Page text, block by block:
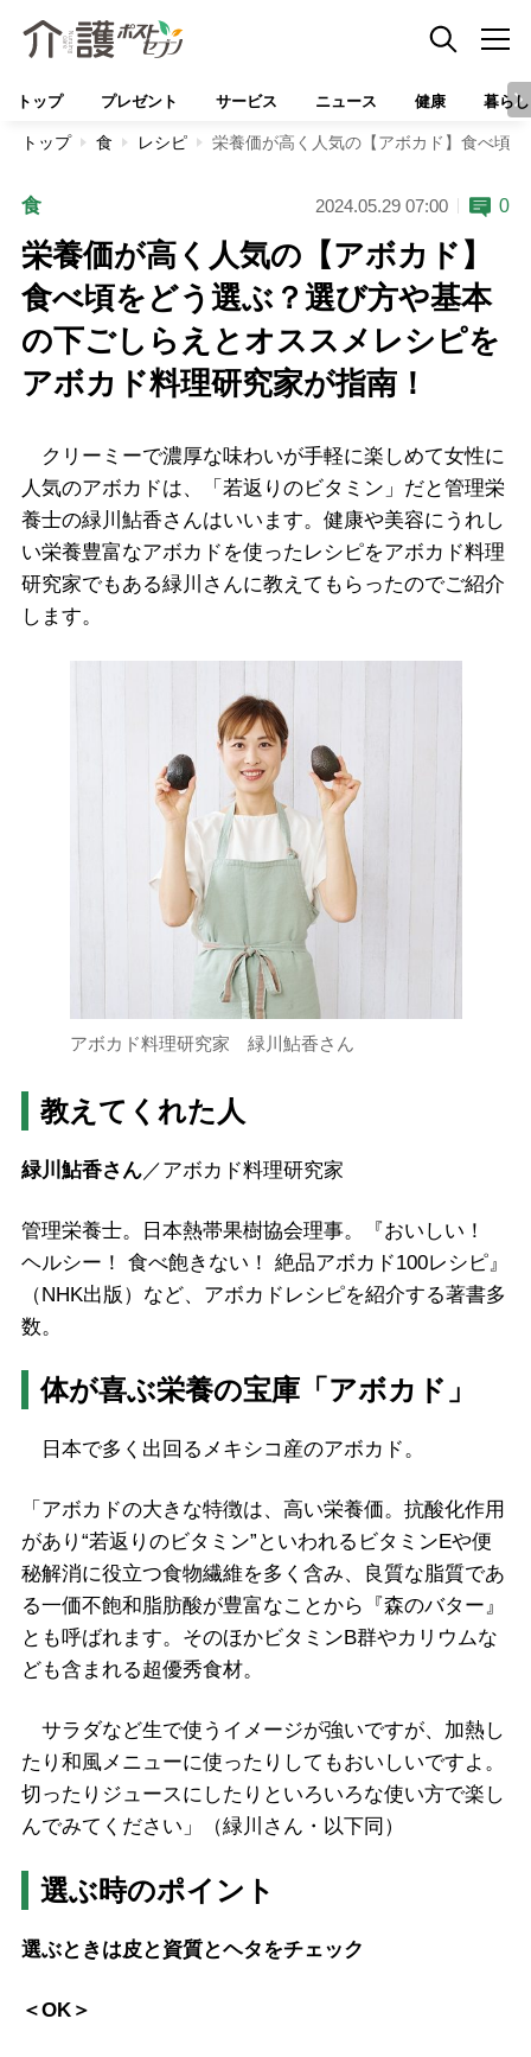
トップ プレゼント サービス ニュース 健康 暮らし
トップ 食 レシピ 栄養価が高く人気の【アボカド】食べ頃
食 2024.05.29 07:00 0
栄養価が高く人気の【アボカド】
食べ頃をどう選ぶ？選び方や基本
の下ごしらえとオススメレシピを
アボカド料理研究家が指南！
クリーミーで濃厚な味わいが手軽に楽しめて女性に
人気のアボカドは、「若返りのビタミン」だと管理栄
養士の緑川鮎香さんはいいます。健康や美容にうれし
い栄養豊富なアボカドを使ったレシピをアボカド料理
研究家でもある緑川さんに教えてもらったのでご紹介
します。
アボカド料理研究家 緑川鮎香さん
教えてくれた人
緑川鮎香さん／アボカド料理研究家
管理栄養士。日本熱帯果樹協会理事。『おいしい！
ヘルシー！ 食べ飽きない！ 絶品アボカド100レシピ』
（NHK出版）など、アボカドレシピを紹介する著書多
数。
体が喜ぶ栄養の宝庫「アボカド」
日本で多く出回るメキシコ産のアボカド。
「アボカドの大きな特徴は、高い栄養価。抗酸化作用
があり“若返りのビタミン”といわれるビタミンEや便
秘解消に役立つ食物繊維を多く含み、良質な脂質であ
る一価不飽和脂肪酸が豊富なことから『森のバター』
とも呼ばれます。そのほかビタミンB群やカリウムな
ども含まれる超優秀食材。
サラダなど生で使うイメージが強いですが、加熱し
たり和風メニューに使ったりしてもおいしいですよ。
切ったりジュースにしたりといろいろな使い方で楽し
んでみてください」（緑川さん・以下同）
選ぶ時のポイント
選ぶときは皮と資質とヘタをチェック
＜OK＞